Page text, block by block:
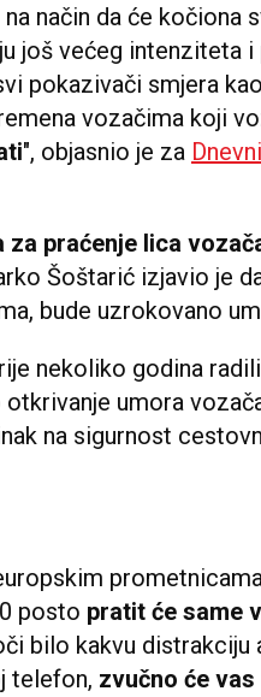
način da će kočiona
još većeg intenziteta
pokazivači smjera
vozačima koji
", objasnio je za
za praćenje lica
Šoštarić izjavio je
bude uzrokovano
nekoliko godina
umora
na sigurnost
posto pratit će same
bilo kakvu distrakciju
telefon, zvučno će